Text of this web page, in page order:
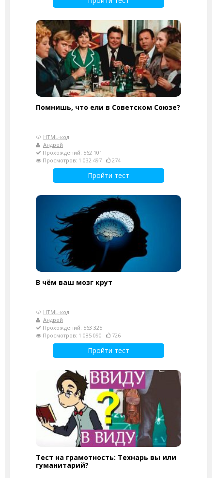
Помнишь, что ели в Советском Союзе?
HTML-код
Андрей
Прохождений: 562 101
Просмотров: 1 032 497
274
Пройти тест
В чём ваш мозг крут
HTML-код
Андрей
Прохождений: 563 325
Просмотров: 1 085 090
726
Пройти тест
Тест на грамотность: Технарь вы или
гуманитарий?